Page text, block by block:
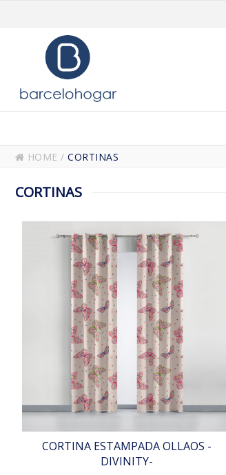
HOME /CORTINAS
CORTINAS
CORTINA ESTAMPADA OLLAOS -
DIVINITY-